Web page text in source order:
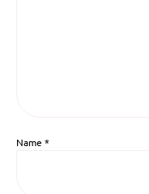
Name *